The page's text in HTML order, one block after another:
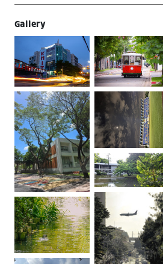
Gallery